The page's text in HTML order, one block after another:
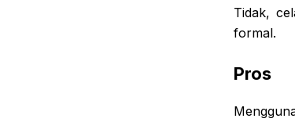
Tidak,
formal.
Pros